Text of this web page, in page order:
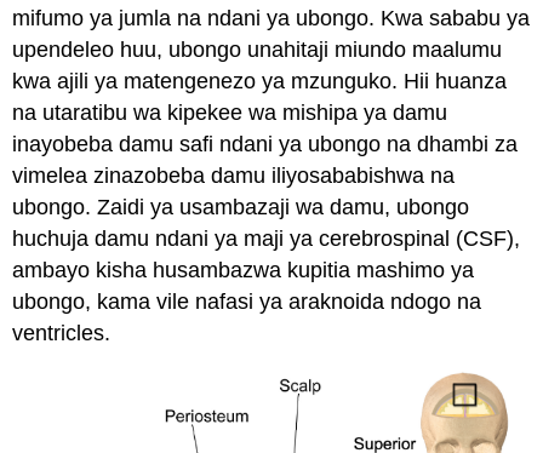
mifumo ya jumla na ndani ya ubongo. Kwa sababu ya
upendeleo huu, ubongo unahitaji miundo maalumu
kwa ajili ya matengenezo ya mzunguko. Hii huanza
na utaratibu wa kipekee wa mishipa ya damu
inayobeba damu safi ndani ya ubongo na dhambi za
vimelea zinazobeba damu iliyosababishwa na
ubongo. Zaidi ya usambazaji wa damu, ubongo
huchuja damu ndani ya maji ya cerebrospinal (CSF),
ambayo kisha husambazwa kupitia mashimo ya
ubongo, kama vile nafasi ya araknoida ndogo na
ventricles.